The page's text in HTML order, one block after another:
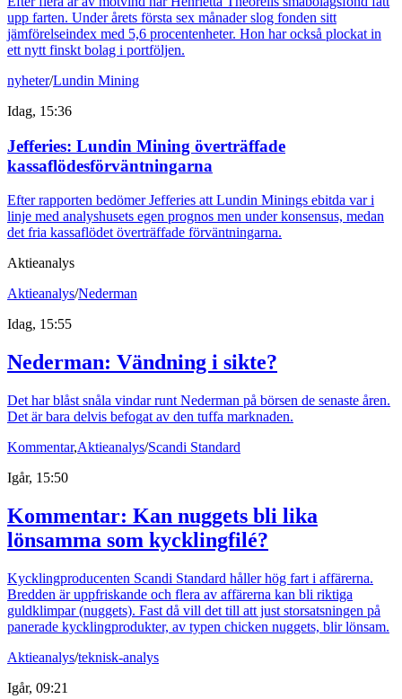
upp farten. Under årets första sex månader slog fonden sitt
jämförelseindex med 5,6 procentenheter. Hon har också plockat in
ett nytt finskt bolag i portföljen.
nyheter/Lundin Mining
Idag, 15:36
Jefferies: Lundin Mining överträffade
kassaflödesförväntningarna
Efter rapporten bedömer Jefferies att Lundin Minings ebitda var i
linje med analyshusets egen prognos men under konsensus, medan
det fria kassaflödet överträffade förväntningarna.
Aktieanalys
Aktieanalys/Nederman
Idag, 15:55
Nederman: Vändning i sikte?
Det har blåst snåla vindar runt Nederman på börsen de senaste åren.
Det är bara delvis befogat av den tuffa marknaden.
Kommentar,Aktieanalys/Scandi Standard
Igår, 15:50
Kommentar: Kan nuggets bli lika
lönsamma som kycklingfilé?
Kycklingproducenten Scandi Standard håller hög fart i affärerna.
Bredden är uppfriskande och flera av affärerna kan bli riktiga
guldklimpar (nuggets). Fast då vill det till att just storsatsningen på
panerade kycklingprodukter, av typen chicken nuggets, blir lönsam.
Aktieanalys/teknisk-analys
Igår, 09:21